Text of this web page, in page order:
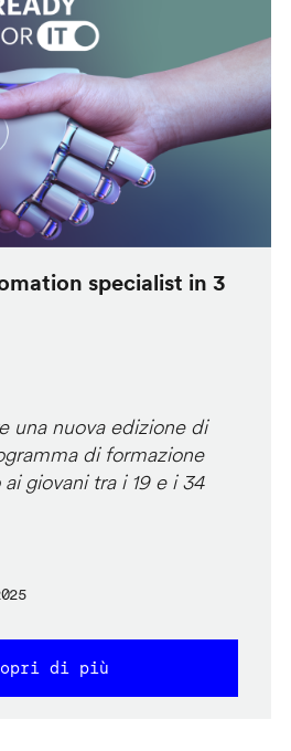
specialist in 3
una nuova edizione di
di formazione
giovani tra i 19 e i 34
di più